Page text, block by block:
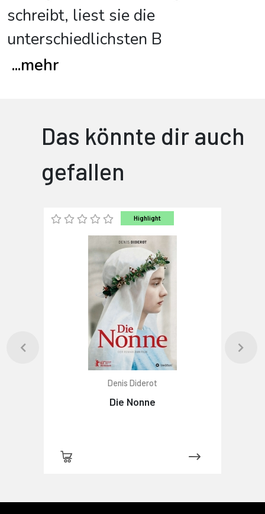
schreibt, liest sie die
unterschiedlichsten B
...mehr
Das könnte dir auch
gefallen
Highlight
Denis Diderot
Die Nonne